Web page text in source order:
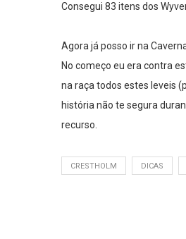
Consegui 83 itens dos
Agora já posso ir na
No começo eu era contra
na raça todos estes leveis
história não te segura
recurso.
CRESTHOLM DICAS